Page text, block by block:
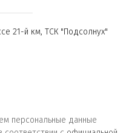
21-й км, ТСК "Подсолнух"
персональные данные